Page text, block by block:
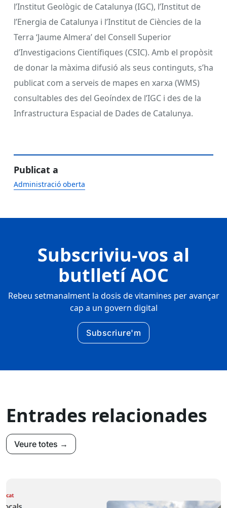
l’Institut Geològic de Catalunya (IGC), l’Institut de
l’Energia de Catalunya i l’Institut de Ciències de la
Terra ‘Jaume Almera’ del Consell Superior
d’Investigacions Científiques (CSIC). Amb el propòsit
de donar la màxima difusió als seus continguts, s’ha
publicat com a serveis de mapes en xarxa (WMS)
consultables des del Geoíndex de l’IGC i des de la
Infrastructura Espacial de Dades de Catalunya.
Publicat a
Administració oberta
Subscriviu-vos al
butlletí AOC
Rebeu setmanalment la dosis de vitamines per avançar
cap a un govern digital
Subscriure'm
Entrades relacionades
Veure totes →